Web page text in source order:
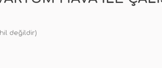
değildir)